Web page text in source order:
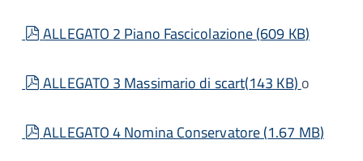
pdf
ALLEGATO 2 Piano Fascicolazione(609 KB)
pdf
ALLEGATO 3 Massimario di scart(143 KB) o
pdf
ALLEGATO 4 Nomina Conservatore(1.67 MB)